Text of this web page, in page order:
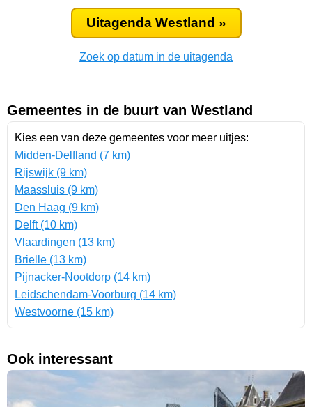
Uitagenda Westland »
Zoek op datum in de uitagenda
Gemeentes in de buurt van Westland
Kies een van deze gemeentes voor meer uitjes:
Midden-Delfland (7 km)
Rijswijk (9 km)
Maassluis (9 km)
Den Haag (9 km)
Delft (10 km)
Vlaardingen (13 km)
Brielle (13 km)
Pijnacker-Nootdorp (14 km)
Leidschendam-Voorburg (14 km)
Westvoorne (15 km)
Ook interessant